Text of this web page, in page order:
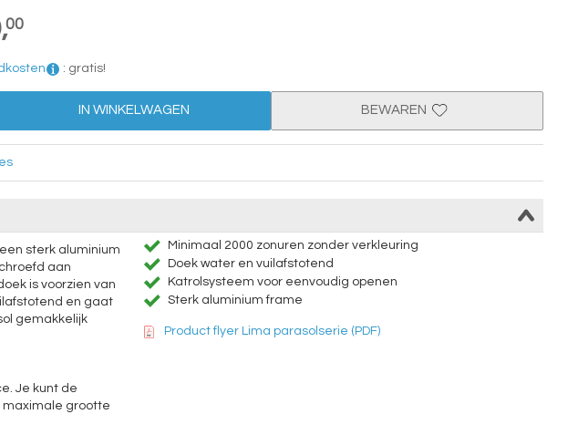
00
: gratis!
IN WINKELWAGEN BEWAREN
sterk aluminium
aan
is voorzien van
en gaat
gemakkelijk
Je kunt de
maximale grootte
Minimaal 2000 zonuren zonder verkleuring
Doek water en vuilafstotend
Katrolsysteem voor eenvoudig openen
Sterk aluminium frame
Product flyer Lima parasolserie (PDF)